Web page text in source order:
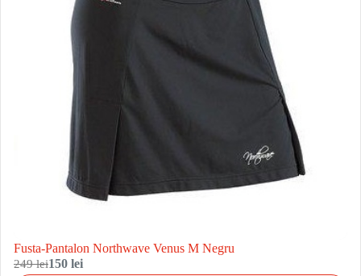
Fusta-Pantalon Northwave Venus M Negru
249 lei150 lei